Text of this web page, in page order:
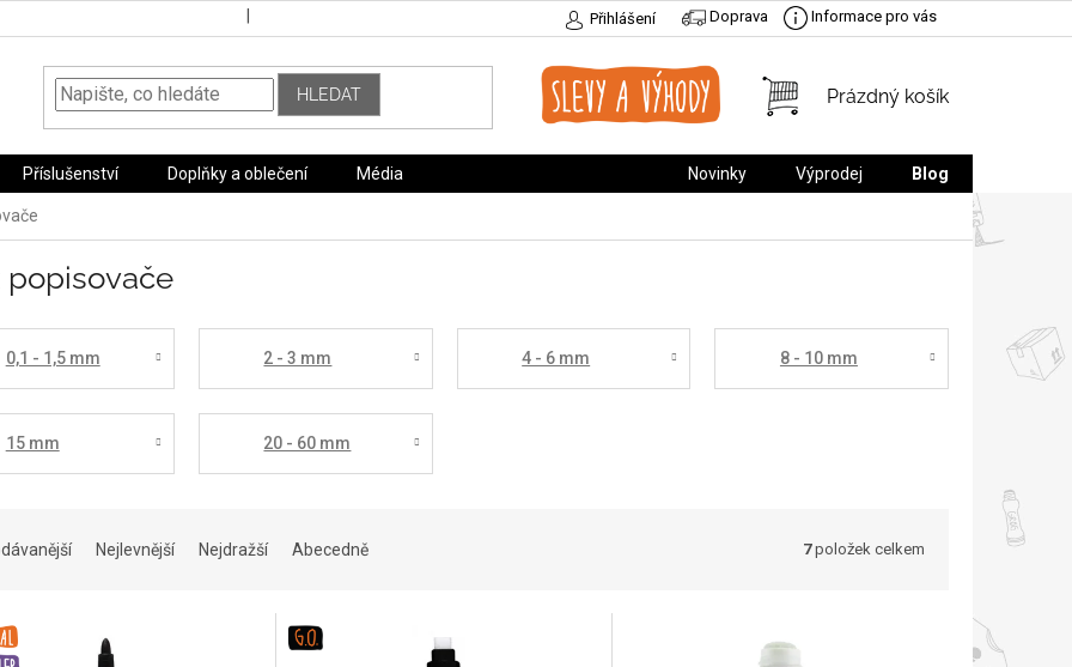
Přihlášení Doprava Informace pro vás
HLEDAT
NÁKUPNÍ
Prázdný košík
Příslušenství Doplňky a oblečení Média Novinky Výprodej Blog
popisovače
0,1 - 1,5 mm 2 - 3 mm 4 - 6 mm 8 - 10 mm
15 mm 20 - 60 mm
Nejlevnější Nejdražší Abecedně 7položek celkem